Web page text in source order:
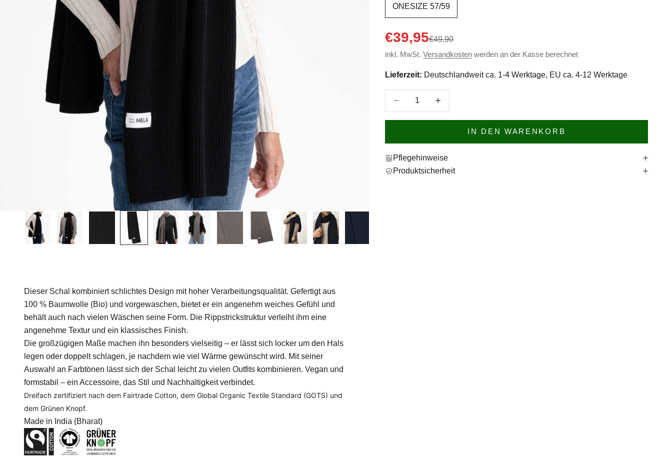
ONESIZE 57/59
Angebot
€39,95Regulärer Preis
€49,90
inkl. MwSt.Versandkosten werden an der Kasse berechnet
Lieferzeit: Deutschlandweit ca. 1-4 Werktage, EU ca. 4-12 Werktage
Anzahl verringern
IN DEN WARENKORB
Pflegehinweise
Produktsicherheit
Dieser Schal kombiniert schlichtes Design mit hoher Verarbeitungsqualität. Gefertigt aus
100 % Baumwolle (Bio) und vorgewaschen, bietet er ein angenehm weiches Gefühl und
behält auch nach vielen Wäschen seine Form. Die Rippstrickstruktur verleiht ihm eine
angenehme Textur und ein klassisches Finish.
Die großzügigen Maße machen ihn besonders vielseitig – er lässt sich locker um den Hals
legen oder doppelt schlagen, je nachdem wie viel Wärme gewünscht wird. Mit seiner
Auswahl an Farbtönen lässt sich der Schal leicht zu vielen Outfits kombinieren. Vegan und
formstabil – ein Accessoire, das Stil und Nachhaltigkeit verbindet.
Dreifach zertifiziert nach dem Fairtrade Cotton, dem Global Organic Textile Standard (GOTS) und
dem Grünen Knopf.
Made in India (Bharat)